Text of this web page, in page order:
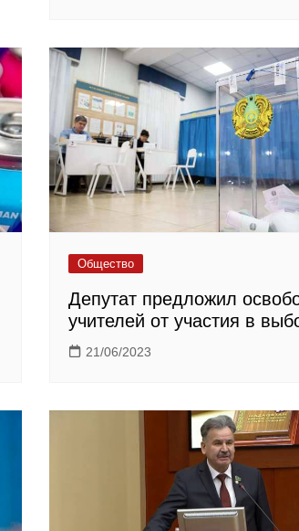
Общество
Депутат предложил
учителей от участия в
21/06/2023